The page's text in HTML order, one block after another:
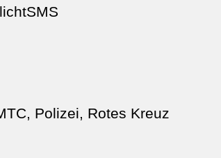
Polizei, Rotes Kreuz